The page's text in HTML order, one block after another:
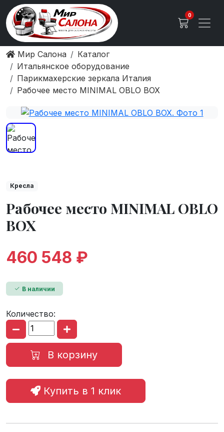
0
Мир Салона
Каталог
Итальянское оборудование
Парикмахерские зеркала Италия
Рабочее место MINIMAL OBLO BOX
Кресла
Рабочее место MINIMAL OBLO
BOX
460 548 ₽
В наличии
Количество:
В корзину
Купить в 1 клик